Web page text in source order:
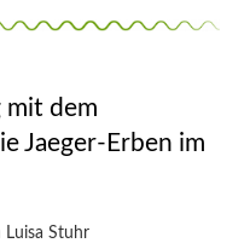
Elektrogeräte
längere
hilft
Tamina
mit dem
Jaeger-Erben im
Luisa Stuhr